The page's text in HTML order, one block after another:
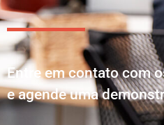
Entre em contato com
e agende uma